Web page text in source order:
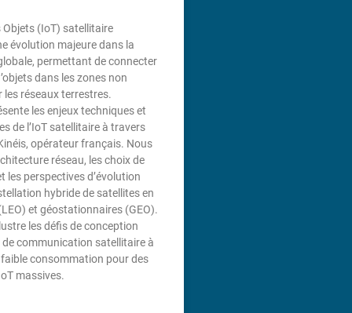
Objets (IoT) satellitaire
évolution majeure dans la
permettant de connecter
dans les zones non
les réseaux terrestres.
les enjeux techniques et
de l’IoT satellitaire à travers
opérateur français. Nous
réseau, les choix de
les perspectives d’évolution
hybride de satellites en
et géostationnaires (GEO).
les défis de conception
de communication satellitaire à
consommation pour des
massives.